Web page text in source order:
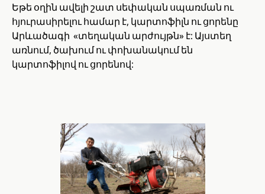
Եթե օղին ավելի շատ սեփական սպառման ու
հյուրասիրելու համար է, կարտոֆիլն ու ցորենը
Արևածագի «տեղական արժույթն» է: Այստեղ
առնում, ծախում ու փոխանակում են
կարտոֆիլով ու ցորենով: